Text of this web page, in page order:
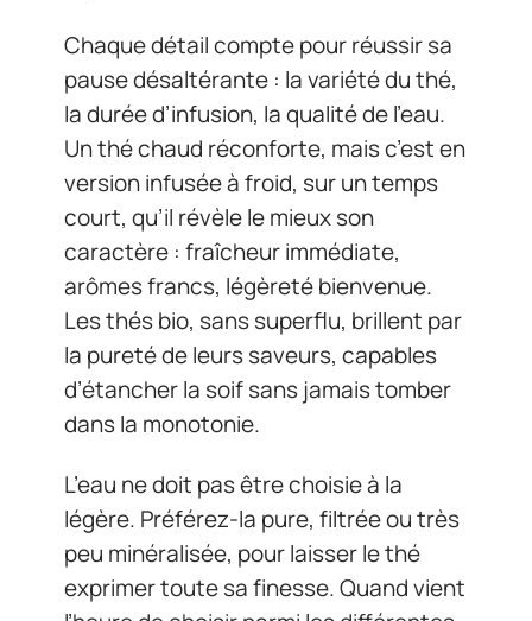
Chaque détail compte pour réussir sa
pause désaltérante : la variété du thé,
la durée d’infusion, la qualité de l’eau.
Un thé chaud réconforte, mais c’est en
version infusée à froid, sur un temps
court, qu’il révèle le mieux son
caractère : fraîcheur immédiate,
arômes francs, légèreté bienvenue.
Les thés bio, sans superflu, brillent par
la pureté de leurs saveurs, capables
d’étancher la soif sans jamais tomber
dans la monotonie.
L’eau ne doit pas être choisie à la
légère. Préférez-la pure, filtrée ou très
peu minéralisée, pour laisser le thé
exprimer toute sa finesse. Quand vient